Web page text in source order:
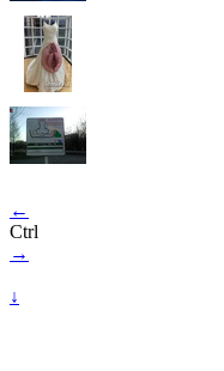
←
Ctrl
→
↓